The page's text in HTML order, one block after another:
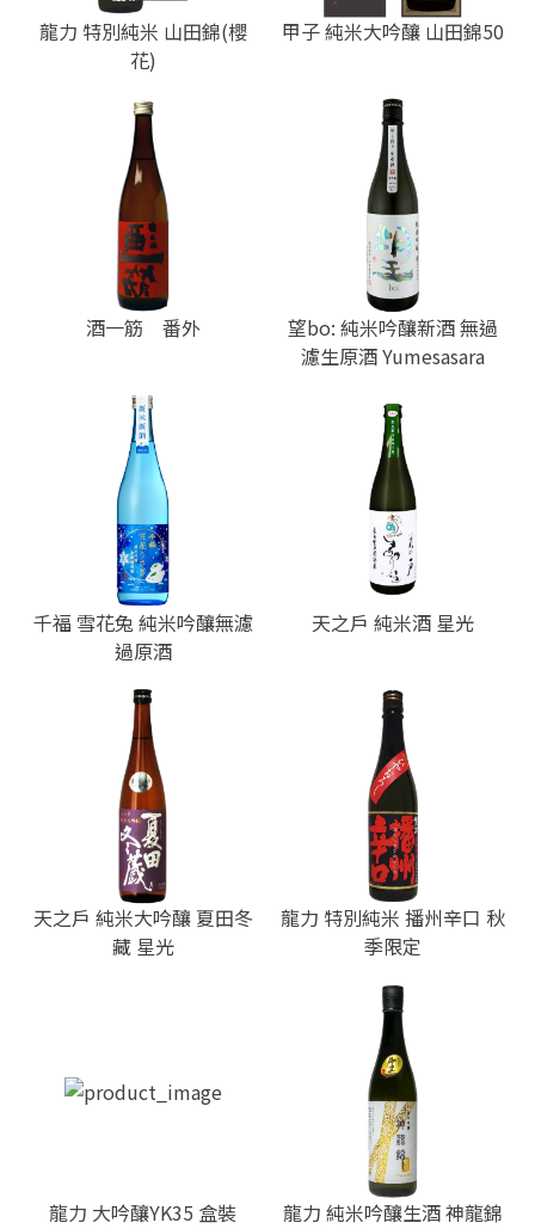
龍力 特別純米 山田錦(櫻
花)
甲子 純米大吟釀 山田錦50
酒一筋 番外
望bo: 純米吟釀新酒 無過
濾生原酒 Yumesasara
千福 雪花兔 純米吟釀無濾
過原酒
天之戶 純米酒 星光
天之戶 純米大吟釀 夏田冬
藏 星光
龍力 特別純米 播州辛口 秋
季限定
龍力 大吟釀YK35 盒裝 龍力 純米吟釀生酒 神龍錦